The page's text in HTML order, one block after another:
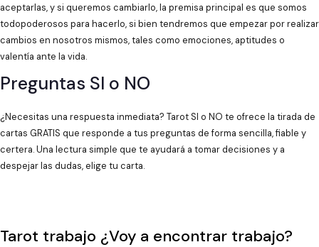
aceptarlas, y si queremos cambiarlo, la premisa principal es que somos
todopoderosos para hacerlo, si bien tendremos que empezar por realizar
cambios en nosotros mismos, tales como emociones, aptitudes o
valentía ante la vida.
Preguntas SI o NO
¿Necesitas una respuesta inmediata? Tarot SI o NO te ofrece la tirada de
cartas GRATIS que responde a tus preguntas de forma sencilla, fiable y
certera. Una lectura simple que te ayudará a tomar decisiones y a
despejar las dudas, elige tu carta.
Tarot trabajo ¿Voy a encontrar trabajo?